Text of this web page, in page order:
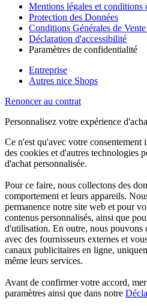
Mentions légales et conditions
Protection des Données
Conditions Générales de
Déclaration d'accessibilité
Paramètres de confidentialité
Entreprise
Autres nice Shops
Renoncer au contrat
Personnalisez votre expérience
Ce n'est qu'avec votre
des cookies et d'autres technologies
d'achat personnalisée.
Pour ce faire, nous collectons des
comportement et leurs appareils.
permanence notre site web et pour
contenus personnalisés, ainsi que
d'utilisation. En outre, nous pouvons
avec des fournisseurs externes et
canaux publicitaires en ligne,
même leurs services.
Avant de confirmer votre accord,
paramètres ainsi que dans notre